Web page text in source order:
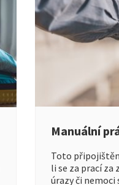
Manuální
Toto
li se za prací za
úrazy či nemoci